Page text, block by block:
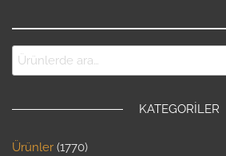
KATEGORILER
Ürünler 1770